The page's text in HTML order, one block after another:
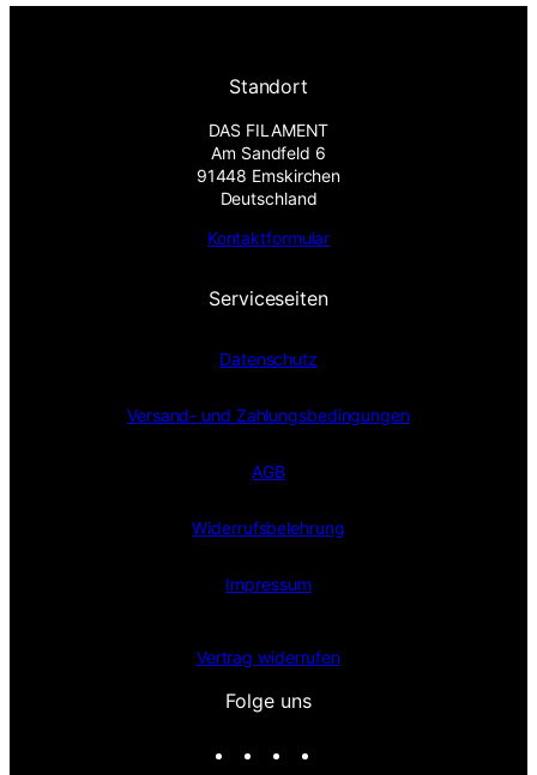
Standort
DAS FILAMENT
Am Sandfeld 6
91448 Emskirchen
Deutschland
Kontaktformular
Serviceseiten
Datenschutz
Versand- und Zahlungsbedingungen
AGB
Widerrufsbelehrung
Impressum
Vertrag widerrufen
Folge uns